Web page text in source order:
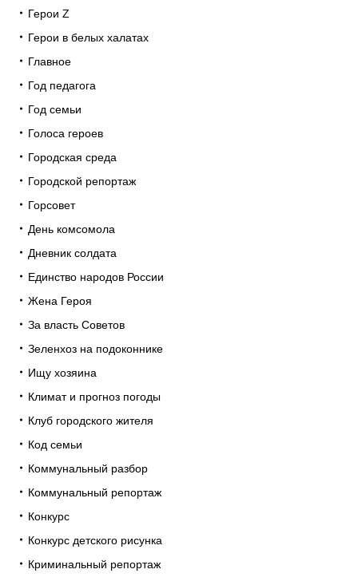
Герои Z
Герои в белых халатах
Главное
Год педагога
Год семьи
Голоса героев
Городская среда
Городской репортаж
Горсовет
День комсомола
Дневник солдата
Единство народов России
Жена Героя
За власть Советов
Зеленхоз на подоконнике
Ищу хозяина
Климат и прогноз погоды
Клуб городского жителя
Код семьи
Коммунальный разбор
Коммунальный репортаж
Конкурс
Конкурс детского рисунка
Криминальный репортаж